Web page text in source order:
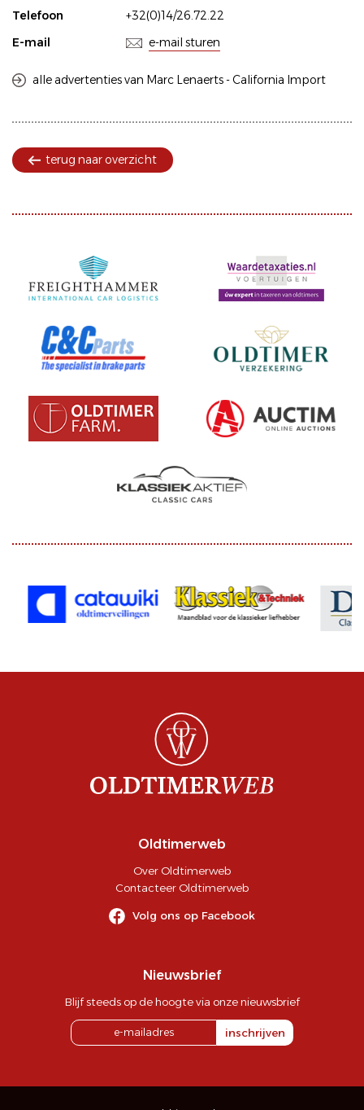
Telefoon
+32(0)14/26.72.22
E-mail
e-mail sturen
alle advertenties van Marc Lenaerts - California Import
terug naar overzicht
Oldtimerweb
Over Oldtimerweb
Contacteer Oldtimerweb
Volg ons op Facebook
Nieuwsbrief
Blijf steeds op de hoogte via onze nieuwsbrief
inschrijven